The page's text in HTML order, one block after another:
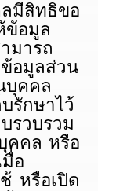
มีสิทธิขอ
ข้อมูล
มารถ
ข้อมูลส่วน
บุคคล
รักษาไว้
รวบรวม
คคล หรือ
อ
หรือเปิด